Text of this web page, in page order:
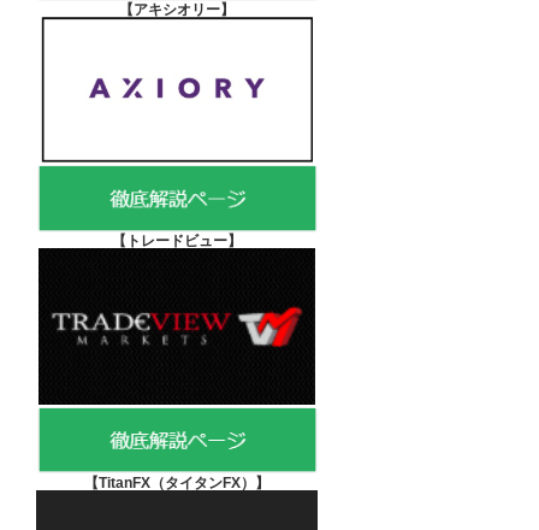
【アキシオリー】
【 トレードビュー】
【TitanFX（タイタンFX） 】